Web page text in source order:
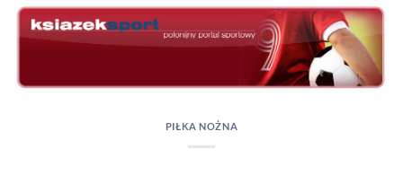
Skip
PIŁKA NOŻNA